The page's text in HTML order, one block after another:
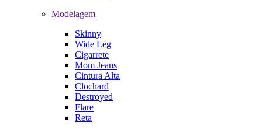
Modelagem
Skinny
Wide Leg
Cigarrete
Mom Jeans
Cintura Alta
Clochard
Destroyed
Flare
Reta